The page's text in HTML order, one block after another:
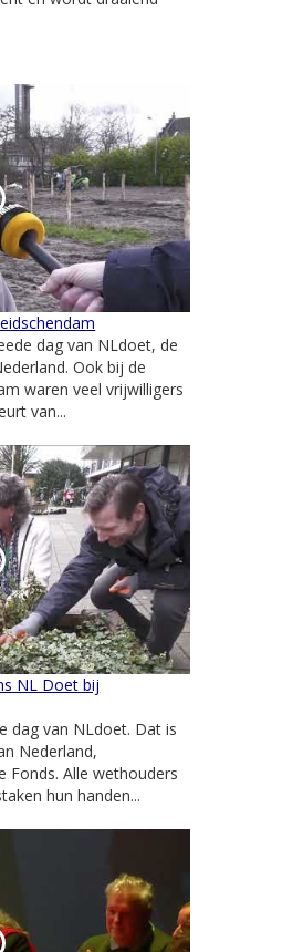
dag van NLdoet, de
Ook bij de
waren veel vrijwilligers
van...
NL Doet bij
dag van NLdoet. Dat is
Nederland,
Fonds. Alle wethouders
hun handen...